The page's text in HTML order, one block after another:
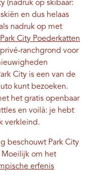
(nadruk op skibaar:
en dus helaas
nadruk op met
Park City Poederkatten
ranchgrond voor
City is een van de
kunt bezoeken.
het gratis openbaar
en voilà: je hebt
verkleind.
beschouwt Park City
Moeilijk om het
erfenis